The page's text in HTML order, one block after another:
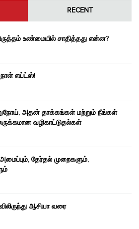
RECENT
உண்மையில் சாதித்தது என்ன?
நாள் எய்ட்ஸ்!
அதன் தாக்கங்கள் மற்றும் நீங்கள்
வழிகாட்டுதல்கள்
தேர்தல் முறைகளும்,
ஆசியா வரை